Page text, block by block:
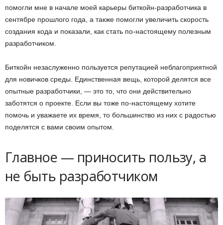
помогли мне в начале моей карьеры биткойн-разработчика в
сентябре прошлого года, а также помогли увеличить скорость
создания кода и показали, как стать по-настоящему полезным
разработчиком.
Биткойн незаслуженно пользуется репутацией неблагоприятной
для новичков среды. Единственная вещь, которой делятся все
опытные разработчики, — это то, что они действительно
заботятся о проекте. Если вы тоже по-настоящему хотите
помочь и уважаете их время, то большинство из них с радостью
поделятся с вами своим опытом.
Главное — приносить пользу, а
не быть разработчиком